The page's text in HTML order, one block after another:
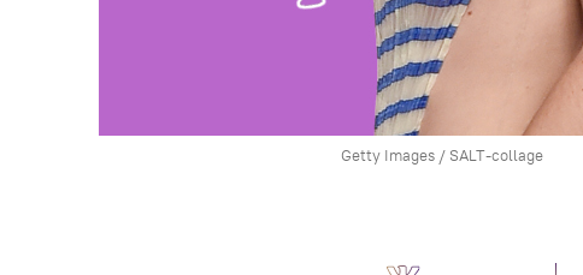
Getty Images / SALT-collage